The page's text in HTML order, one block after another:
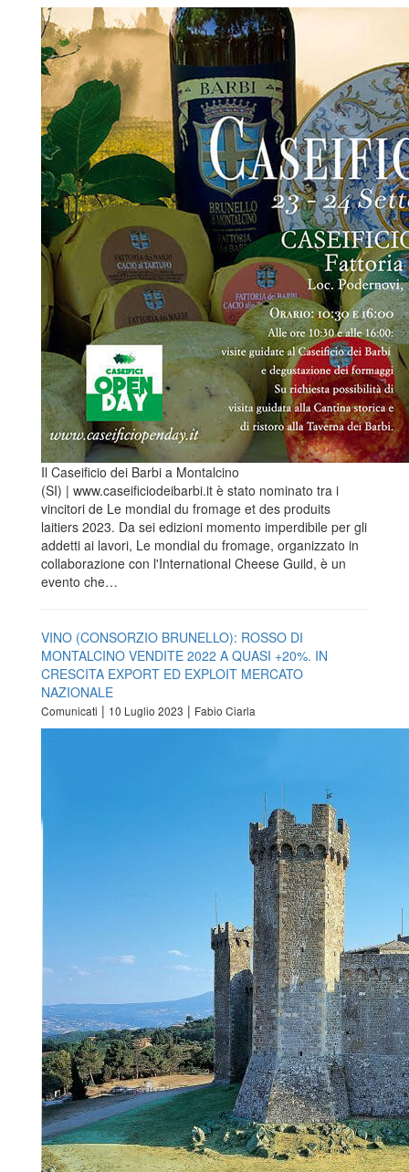
Il Caseificio dei Barbi a Montalcino
(SI) | www.caseificiodeibarbi.it è stato nominato tra i
vincitori de Le mondial du fromage et des produits
laitiers 2023. Da sei edizioni momento imperdibile per gli
addetti ai lavori, Le mondial du fromage, organizzato in
collaborazione con l'International Cheese Guild, è un
evento che…
VINO (CONSORZIO BRUNELLO): ROSSO DI
MONTALCINO VENDITE 2022 A QUASI +20%. IN
CRESCITA EXPORT ED EXPLOIT MERCATO
NAZIONALE
Comunicati | 10 Luglio 2023 | Fabio Ciarla